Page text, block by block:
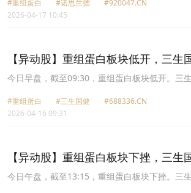
智医药(300149.CN)跌3.59%报11.01元，海特生
3.04%报34.16元，通化东宝(600867.CN)跌
#重组蛋白 #诺思兰德
#920047.CN
2026-04-17 10:45
【异动股】重组蛋白板块低开，三生
跌4.14%
今日早盘，截至09:30，重组蛋白板块低开。三
赛斯(301080.CN)跌2.17%报49.21元，成都先导
1.98%报27.2元，锦波生物(920982.CN)跌1.77%
#重组蛋白 #三生国健
#688336.CN
2026-04-16 09:31
【异动股】重组蛋白板块下挫，三生
跌6.96%
今日午盘，截至13:15，重组蛋白板块下挫。三